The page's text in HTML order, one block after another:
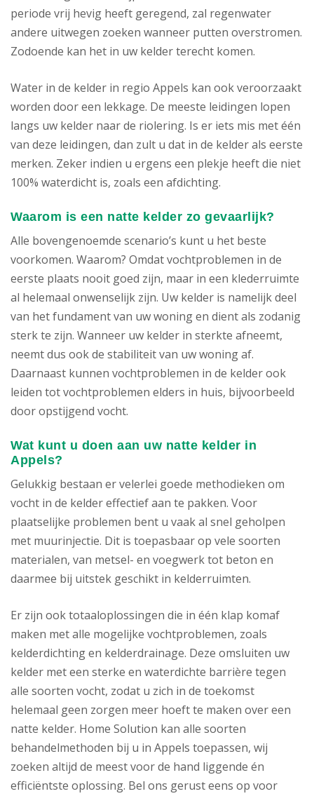
periode vrij hevig heeft geregend, zal regenwater
andere uitwegen zoeken wanneer putten overstromen.
Zodoende kan het in uw kelder terecht komen.
Water in de kelder in regio Appels kan ook veroorzaakt
worden door een lekkage. De meeste leidingen lopen
langs uw kelder naar de riolering. Is er iets mis met één
van deze leidingen, dan zult u dat in de kelder als eerste
merken. Zeker indien u ergens een plekje heeft die niet
100% waterdicht is, zoals een afdichting.
Waarom is een natte kelder zo gevaarlijk?
Alle bovengenoemde scenario’s kunt u het beste
voorkomen. Waarom? Omdat vochtproblemen in de
eerste plaats nooit goed zijn, maar in een klederruimte
al helemaal onwenselijk zijn. Uw kelder is namelijk deel
van het fundament van uw woning en dient als zodanig
sterk te zijn. Wanneer uw kelder in sterkte afneemt,
neemt dus ook de stabiliteit van uw woning af.
Daarnaast kunnen vochtproblemen in de kelder ook
leiden tot vochtproblemen elders in huis, bijvoorbeeld
door opstijgend vocht.
Wat kunt u doen aan uw natte kelder in
Appels?
Gelukkig bestaan er velerlei goede methodieken om
vocht in de kelder effectief aan te pakken. Voor
plaatselijke problemen bent u vaak al snel geholpen
met muurinjectie. Dit is toepasbaar op vele soorten
materialen, van metsel- en voegwerk tot beton en
daarmee bij uitstek geschikt in kelderruimten.
Er zijn ook totaaloplossingen die in één klap komaf
maken met alle mogelijke vochtproblemen, zoals
kelderdichting en kelderdrainage. Deze omsluiten uw
kelder met een sterke en waterdichte barrière tegen
alle soorten vocht, zodat u zich in de toekomst
helemaal geen zorgen meer hoeft te maken over een
natte kelder. Home Solution kan alle soorten
behandelmethoden bij u in Appels toepassen, wij
zoeken altijd de meest voor de hand liggende én
efficiëntste oplossing. Bel ons gerust eens op voor